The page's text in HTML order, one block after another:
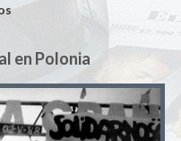
en Polonia